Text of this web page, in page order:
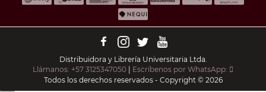
Distribuidora y Librería Universitaria Ltda.
Llámanos: +57 3125347050 | Escríbenos por WhatsApp:
Todos los derechos reservados - Copyright © 2026